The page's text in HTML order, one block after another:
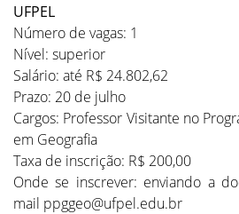
UFPEL
Número de vagas: 1
Nível: superior
Salário: até R$ 24.802,62
Prazo: 20 de julho
Cargos: Professor Visitante no
em Geografia
Taxa de inscrição: R$ 200,00
Onde se inscrever: enviando a
mail ppggeo@ufpel.edu.br